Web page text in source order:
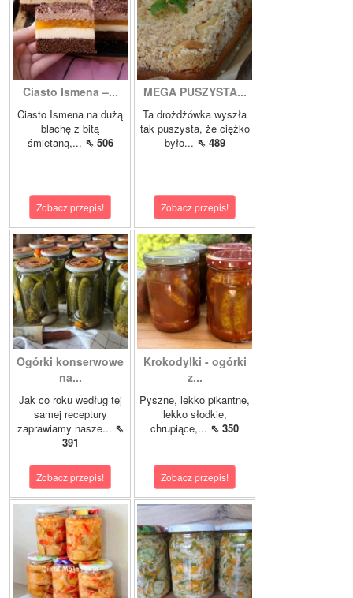
Ciasto Ismena –...
Ciasto Ismena na dużą
blachę z bitą
śmietaną,... ⇖ 506
Zobacz przepis!
MEGA PUSZYSTA...
Ta drożdżówka wyszła
tak puszysta, że ciężko
było... ⇖ 489
Zobacz przepis!
Ogórki konserwowe
na...
Jak co roku według tej
samej receptury
zaprawiamy nasze... ⇖
391
Zobacz przepis!
Krokodylki - ogórki
z...
Pyszne, lekko pikantne,
lekko słodkie,
chrupiące,... ⇖ 350
Zobacz przepis!